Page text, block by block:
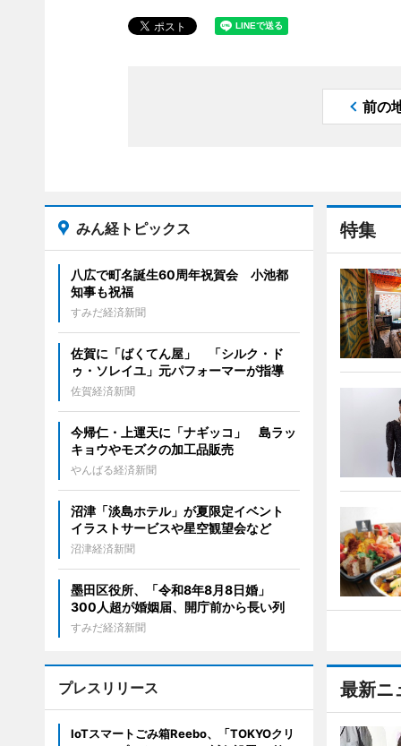
前の
特集
最新ニ
みん経トピックス
八広で町名誕生60周年祝賀会 小池都
知事も祝福
すみだ経済新聞
佐賀に「ばくてん屋」 「シルク・ド
ゥ・ソレイユ」元パフォーマーが指導
佐賀経済新聞
今帰仁・上運天に「ナギッコ」 島ラッ
キョウやモズクの加工品販売
やんばる経済新聞
沼津「淡島ホテル」が夏限定イベント
イラストサービスや星空観望会など
沼津経済新聞
墨田区役所、「令和8年8月8日婚」
300人超が婚姻届、開庁前から長い列
すみだ経済新聞
プレスリリース
IoTスマートごみ箱Reebo、「TOKYOクリ